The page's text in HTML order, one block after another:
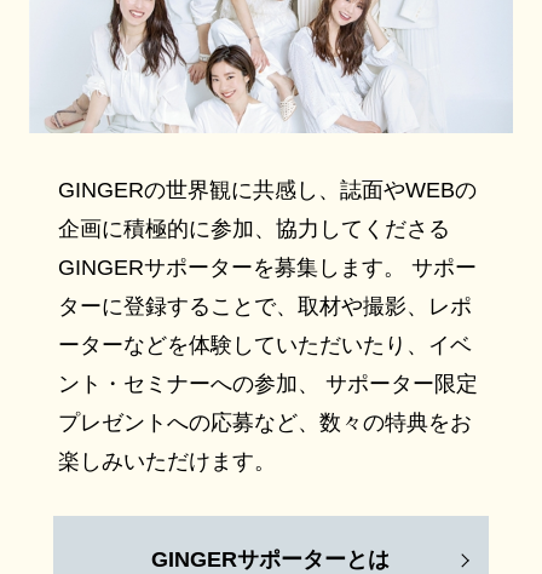
GINGERの世界観に共感し、誌面やWEBの
企画に積極的に参加、協力してくださる
GINGERサポーターを募集します。 サポー
ターに登録することで、取材や撮影、レポ
ーターなどを体験していただいたり、イベ
ント・セミナーへの参加、 サポーター限定
プレゼントへの応募など、数々の特典をお
楽しみいただけます。
GINGERサポーターとは